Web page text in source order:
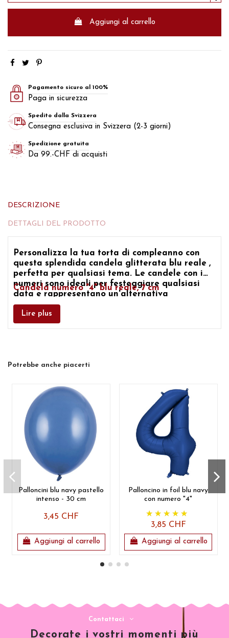
Aggiungi al carrello
Pagamento sicuro al 100%
Paga in sicurezza
Spedito dalla Svizzera
Consegna esclusiva in Svizzera (2-3 giorni)
Spedizione gratuita
Da 99.-CHF di acquisti
DESCRIZIONE
DETTAGLI DEL PRODOTTO
Personalizza la tua torta di compleanno con
questa splendida candela glitterata blu reale ,
perfetta per qualsiasi tema. Le candele con i
numerisono ideali per festeggiare qualsiasi
data e rappresentano un'alternativa
intelligente alle candele tradizionali.
Candela numero "4" blu reale, 7 cm
Lire plus
Potrebbe anche piacerti
Palloncini blu navy pastello
intenso - 30 cm
3,45 CHF
Aggiungi al carrello
Palloncino in foil blu navy
con numero "4"
3,85 CHF
Aggiungi al carrello
Contattaci
Decorate i vostri momenti più